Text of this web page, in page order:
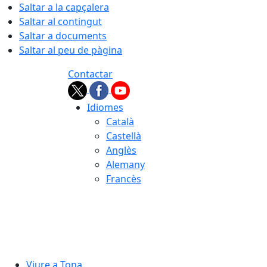
Saltar a la capçalera
Saltar al contingut
Saltar a documents
Saltar al peu de pàgina
Contactar
Idiomes
Català
Castellà
Anglès
Alemany
Francès